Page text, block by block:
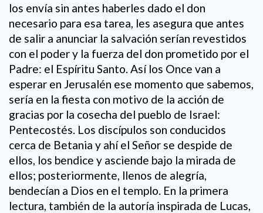
los envía sin antes haberles dado el don
necesario para esa tarea, les asegura que antes
de salir a anunciar la salvación serían revestidos
con el poder y la fuerza del don prometido por el
Padre: el Espíritu Santo. Así los Once van a
esperar en Jerusalén ese momento que sabemos,
sería en la fiesta con motivo de la acción de
gracias por la cosecha del pueblo de Israel:
Pentecostés. Los discípulos son conducidos
cerca de Betania y ahí el Señor se despide de
ellos, los bendice y asciende bajo la mirada de
ellos; posteriormente, llenos de alegría,
bendecían a Dios en el templo. En la primera
lectura, también de la autoría inspirada de Lucas,